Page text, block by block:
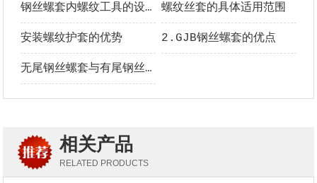
钢丝螺套内螺纹工具的设计要点 螺纹丝套的具体适用范围
安装螺纹护套的优势 2.GJB钢丝螺套的优点
无尾钢丝螺套与有尾钢丝螺套的区别
相关产品
RELATED PRODUCTS